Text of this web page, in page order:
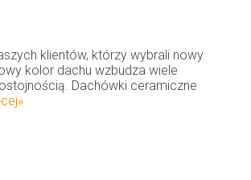
klientów, którzy wybrali nowy
kolor dachu wzbudza wiele
Dachówki ceramiczne